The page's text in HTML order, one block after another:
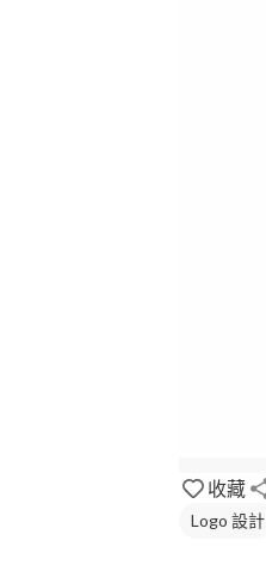
收藏
Logo 設計